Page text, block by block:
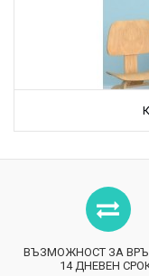
ВЪЗМОЖНОСТ ЗА
14 ДНЕВЕН